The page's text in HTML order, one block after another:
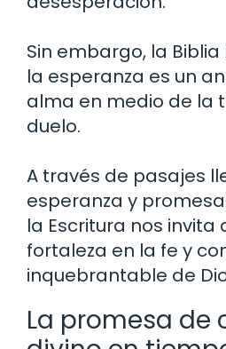
Sin embargo, la
la esperanza es un
alma en medio de la
duelo.
A través de pasajes
esperanza y
la Escritura nos
fortaleza en la fe y
inquebrantable de
La promesa de